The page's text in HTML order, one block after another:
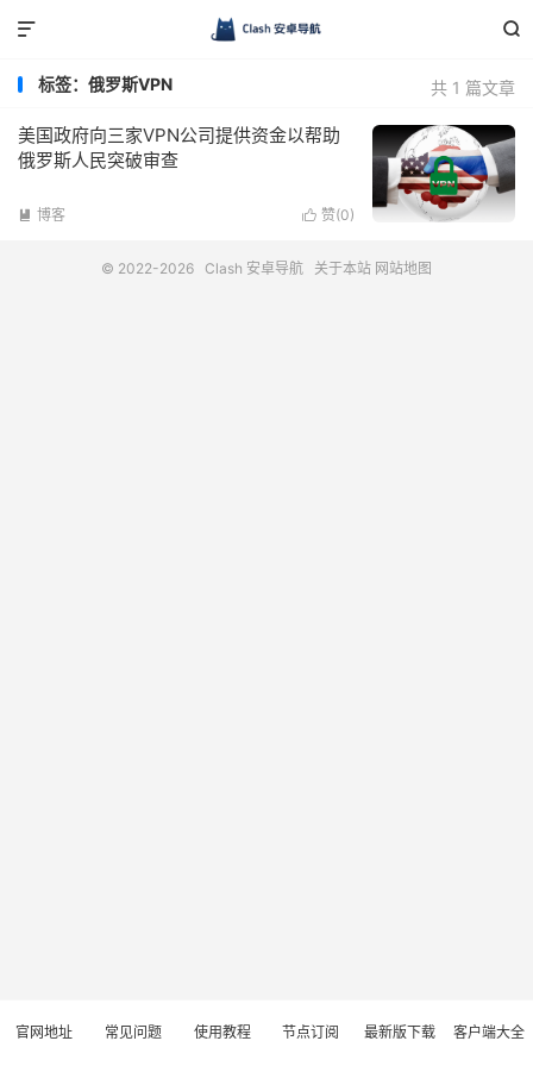


共 1 篇文章
标签：俄罗斯VPN
美国政府向三家VPN公司提供资金以帮助
俄罗斯人民突破审查
 赞(0)
 博客
© 2022-2026 Clash 安卓导航 关于本站 网站地图
官网地址 常见问题 使用教程 节点订阅 最新版下载 客户端大全